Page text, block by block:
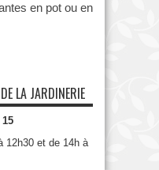
en pot ou en
LA JARDINERIE
12h30 et de 14h à